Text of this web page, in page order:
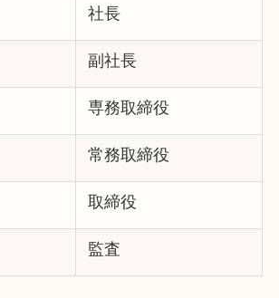
社長
副社長
専務取締役
常務取締役
取締役
監査